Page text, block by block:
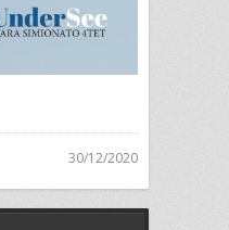
30/12/2020